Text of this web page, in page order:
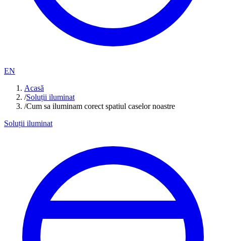
EN
Acasă
/Soluții iluminat
/Cum sa iluminam corect spatiul caselor noastre
Soluții iluminat